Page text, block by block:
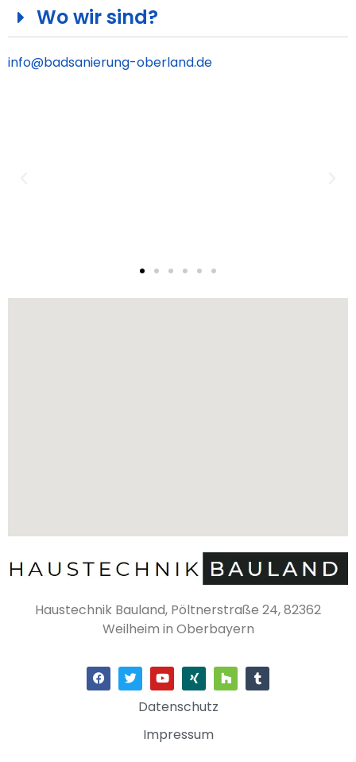
Wo wir sind?
info@badsanierung-oberland.de
Haustechnik Bauland, Pöltnerstraße 24, 82362
Weilheim in Oberbayern
Datenschutz
Impressum